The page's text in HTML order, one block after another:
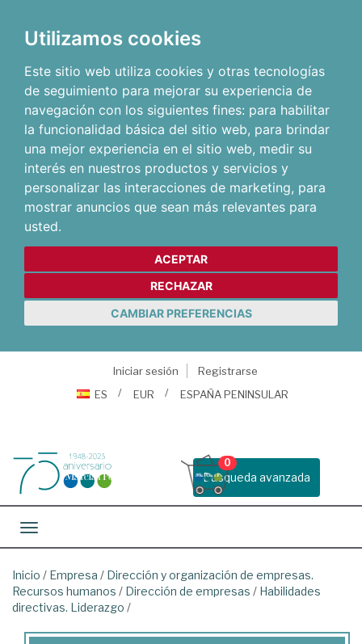
Utilizamos cookies
Este sitio web utiliza cookies y otras tecnologías
de seguimiento para mejorar su experiencia de
navegación con los siguientes fines: para habilitar
la funcionalidad básica del sitio web, para brindar
una mejor experiencia en el sitio web, medir su
interés en nuestros productos y servicios y
personalizar las interacciones de marketing, para
mostrar anuncios que sean más relevantes para
usted.
ACEPTAR
RECHAZAR
CAMBIAR PREFERENCIAS
Iniciar sesión
Registrarse
ES
EUR ESPAÑA PENINSULAR
Busqueda avanzada
0
Toggle navigation
Inicio / Empresa / Dirección y organización de empresas.
Recursos humanos / Dirección de empresas / Habilidades
directivas. Liderazgo /